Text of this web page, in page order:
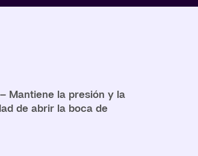
Mantiene la presión y la
de abrir la boca de